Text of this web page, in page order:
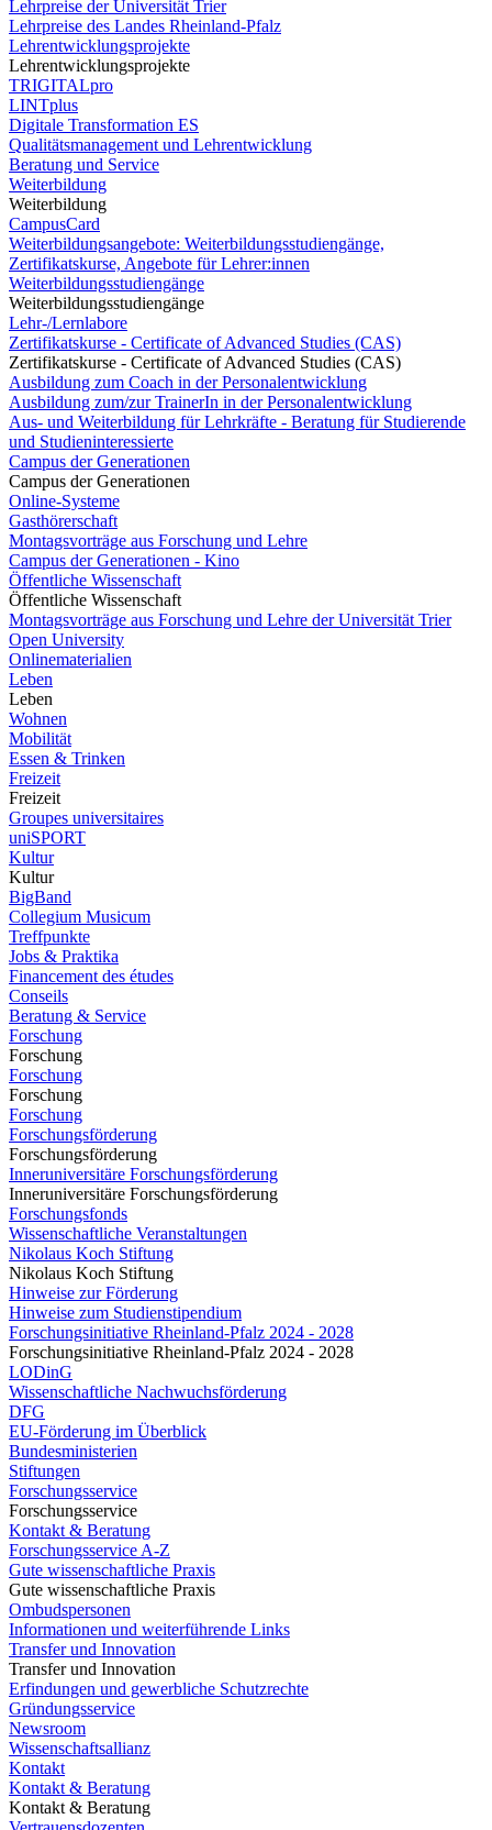
Lehrpreise der Universität Trier
Lehrpreise des Landes Rheinland-Pfalz
Lehrentwicklungsprojekte
Lehrentwicklungsprojekte
TRIGITALpro
LINTplus
Digitale Transformation ES
Qualitätsmanagement und Lehrentwicklung
Beratung und Service
Weiterbildung
Weiterbildung
CampusCard
Weiterbildungsangebote: Weiterbildungsstudiengänge,
Zertifikatskurse, Angebote für Lehrer:innen
Weiterbildungsstudiengänge
Weiterbildungsstudiengänge
Lehr-/Lernlabore
Zertifikatskurse - Certificate of Advanced Studies (CAS)
Zertifikatskurse - Certificate of Advanced Studies (CAS)
Ausbildung zum Coach in der Personalentwicklung
Ausbildung zum/zur TrainerIn in der Personalentwicklung
Aus- und Weiterbildung für Lehrkräfte - Beratung für Studierende
und Studieninteressierte
Campus der Generationen
Campus der Generationen
Online-Systeme
Gasthörerschaft
Montagsvorträge aus Forschung und Lehre
Campus der Generationen - Kino
Öffentliche Wissenschaft
Öffentliche Wissenschaft
Montagsvorträge aus Forschung und Lehre der Universität Trier
Open University
Onlinematerialien
Leben
Leben
Wohnen
Mobilität
Essen & Trinken
Freizeit
Freizeit
Groupes universitaires
uniSPORT
Kultur
Kultur
BigBand
Collegium Musicum
Treffpunkte
Jobs & Praktika
Financement des études
Conseils
Beratung & Service
Forschung
Forschung
Forschung
Forschung
Forschung
Forschungsförderung
Forschungsförderung
Inneruniversitäre Forschungsförderung
Inneruniversitäre Forschungsförderung
Forschungsfonds
Wissenschaftliche Veranstaltungen
Nikolaus Koch Stiftung
Nikolaus Koch Stiftung
Hinweise zur Förderung
Hinweise zum Studienstipendium
Forschungsinitiative Rheinland-Pfalz 2024 - 2028
Forschungsinitiative Rheinland-Pfalz 2024 - 2028
LODinG
Wissenschaftliche Nachwuchsförderung
DFG
EU-Förderung im Überblick
Bundesministerien
Stiftungen
Forschungsservice
Forschungsservice
Kontakt & Beratung
Forschungsservice A-Z
Gute wissenschaftliche Praxis
Gute wissenschaftliche Praxis
Ombudspersonen
Informationen und weiterführende Links
Transfer und Innovation
Transfer und Innovation
Erfindungen und gewerbliche Schutzrechte
Gründungsservice
Newsroom
Wissenschaftsallianz
Kontakt
Kontakt & Beratung
Kontakt & Beratung